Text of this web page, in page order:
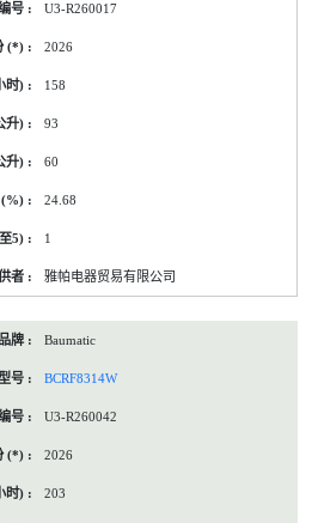
U3-R260017
2026
158
93
60
24.68
1
雅帕电器贸易有限公司
Baumatic
BCRF8314W
U3-R260042
2026
203